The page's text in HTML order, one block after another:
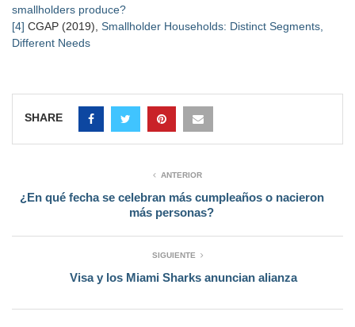
smallholders produce?
[4] CGAP (2019), Smallholder Households: Distinct Segments,
Different Needs
SHARE
ANTERIOR
¿En qué fecha se celebran más cumpleaños o nacieron
más personas?
SIGUIENTE
Visa y los Miami Sharks anuncian alianza